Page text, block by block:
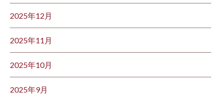
2025年12月
2025年11月
2025年10月
2025年9月